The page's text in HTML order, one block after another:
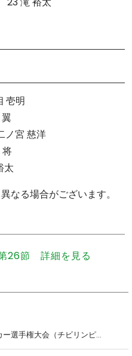
壱明
ノ宮 慈洋
太
なる場合がございます。
26節 詳細を見る
ック長野県予選） 予選ブロック 結果のお知らせ